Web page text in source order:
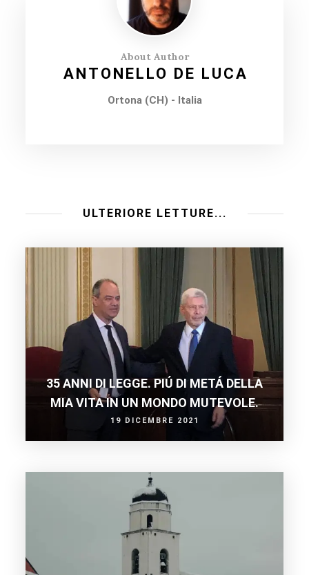
About Author
ANTONELLO DE LUCA
Ortona (CH) - Italia
ULTERIORE LETTURE...
35 ANNI DI LEGGE. PIÚ DI METÁ DELLA
MIA VITA IN UN MONDO MUTEVOLE.
19 DICEMBRE 2021